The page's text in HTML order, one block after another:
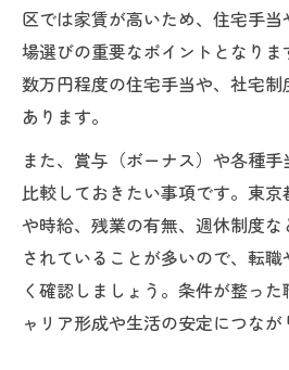
区では家賃が高いため、住宅手
場選びの重要なポイントとなりま
数万円程度の住宅手当や、社宅
あります。
また、賞与（ボーナス）や各種
比較しておきたい事項です。東
や時給、残業の有無、週休制度
されていることが多いので、転
く確認しましょう。条件が整っ
ャリア形成や生活の安定につなが